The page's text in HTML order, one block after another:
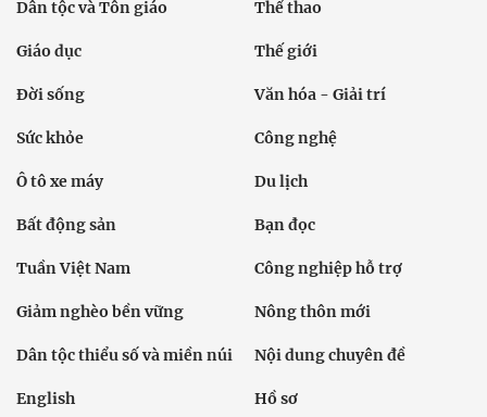
Dân tộc và Tôn giáo Thể thao
Giáo dục Thế giới
Đời sống Văn hóa - Giải trí
Sức khỏe Công nghệ
Ô tô xe máy Du lịch
Bất động sản Bạn đọc
Tuần Việt Nam Công nghiệp hỗ trợ
Giảm nghèo bền vững Nông thôn mới
Dân tộc thiểu số và miền núi Nội dung chuyên đề
English Hồ sơ